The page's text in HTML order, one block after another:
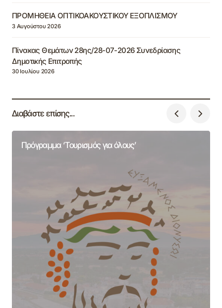
ΠΡΟΜΗΘΕΙΑ ΟΠΤΙΚΟΑΚΟΥΣΤΙΚΟΥ ΕΞΟΠΛΙΣΜΟΥ
3 Αυγούστου 2026
Πίνακας Θεμάτων 28ης/28-07-2026 Συνεδρίασης
Δημοτικής Επιτροπής
30 Ιουλίου 2026
Διαβάστε επίσης...
Πρόγραμμα ‘Τουρισμός για όλους’